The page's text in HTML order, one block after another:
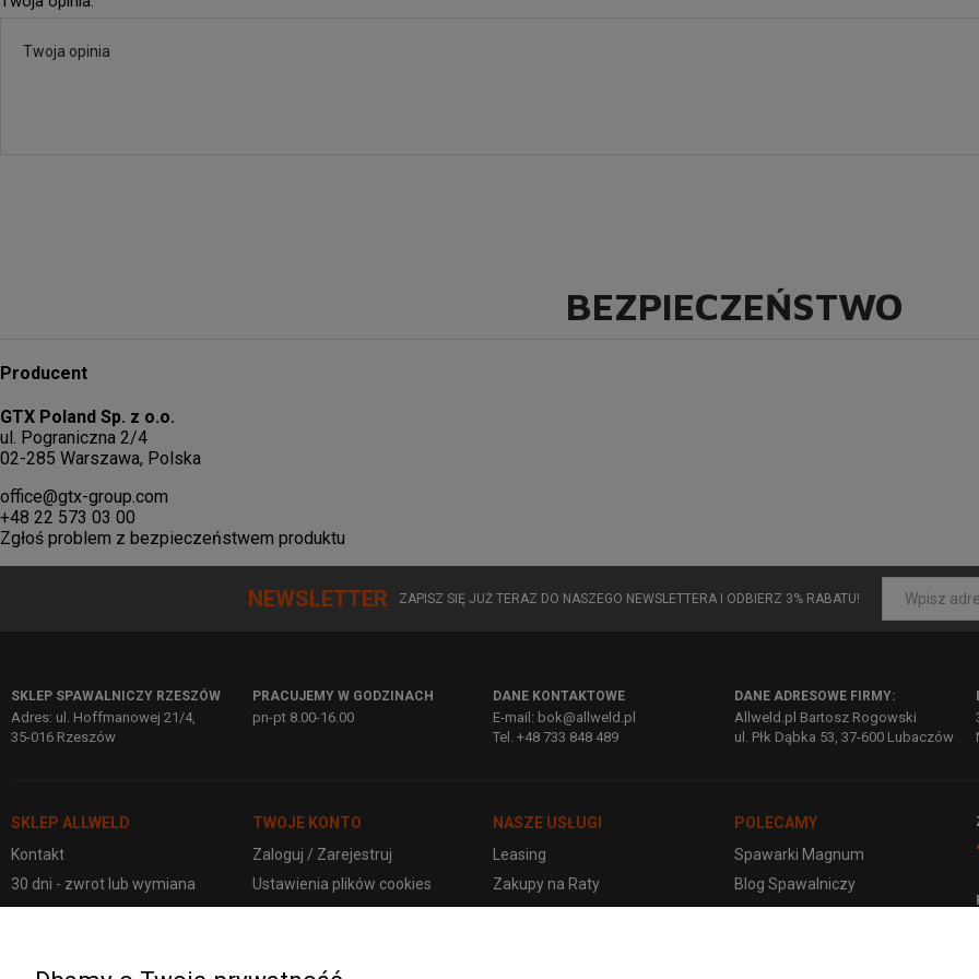
BEZPIECZEŃSTWO
Producent
GTX Poland Sp. z o.o.
ul. Pograniczna 2/4
02-285 Warszawa, Polska
office@gtx-group.com
+48 22 573 03 00
Zgłoś problem z bezpieczeństwem produktu
NEWSLETTER ZAPISZ SIĘ JUŻ TERAZ DO NASZEGO NEWSLETTERA I ODBIERZ 3% RABATU!
SKLEP SPAWALNICZY RZESZÓW
Adres: ul. Hoffmanowej 21/4,
35-016 Rzeszów
PRACUJEMY W GODZINACH
pn-pt 8.00-16.00
DANE KONTAKTOWE
E-mail: bok@allweld.pl
Tel. +48 733 848 489
DANE ADRESOWE FIRMY:
Allweld.pl Bartosz Rogowski
ul. Płk Dąbka 53, 37-600 Lubaczów
SKLEP ALLWELD
Kontakt
30 dni - zwrot lub wymiana
Dostawa i płatności
TWOJE KONTO
Zaloguj / Zarejestruj
Ustawienia plików cookies
Twoje zamówienia
NASZE USŁUGI
Leasing
Zakupy na Raty
POLECAMY
Spawarki Magnum
Blog Spawalniczy